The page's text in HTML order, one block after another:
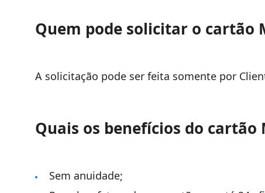
Quem pode solicitar o cartão
A solicitação pode ser feita somente por
Quais os benefícios do cartão
Sem anuidade;